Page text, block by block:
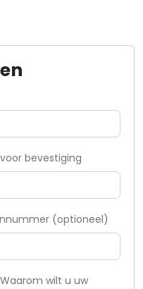
bevestiging
(optioneel)
Waarom wilt u uw